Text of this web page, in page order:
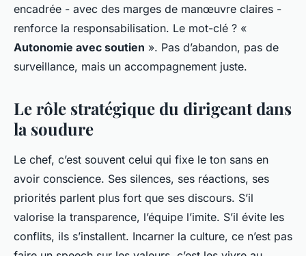
encadrée - avec des marges de manœuvre claires -
renforce la responsabilisation. Le mot-clé ? «
Autonomie avec soutien ». Pas d’abandon, pas de
surveillance, mais un accompagnement juste.
Le rôle stratégique du dirigeant dans
la soudure
Le chef, c’est souvent celui qui fixe le ton sans en
avoir conscience. Ses silences, ses réactions, ses
priorités parlent plus fort que ses discours. S’il
valorise la transparence, l’équipe l’imite. S’il évite les
conflits, ils s’installent. Incarner la culture, ce n’est pas